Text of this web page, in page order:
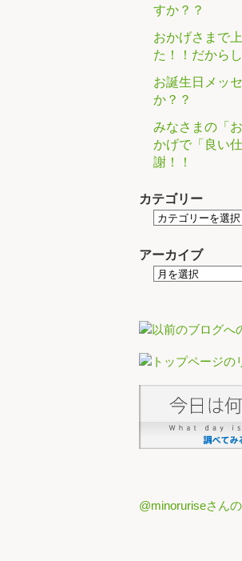
すか？？
おかげさまで
た！！だから
お誕生日メッ
か？？
みなさまの「
かげで「良い
謝！！
カテゴリー
アーカイブ
@minoruriseさん